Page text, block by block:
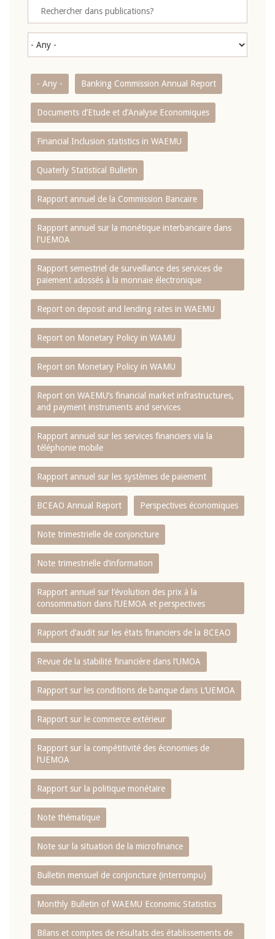
- Any - Banking Commission Annual Report
Documents d’Etude et d’Analyse Economiques
Financial Inclusion statistics in WAEMU
Quaterly Statistical Bulletin
Rapport annuel de la Commission Bancaire
Rapport annuel sur la monétique interbancaire dans
l'UEMOA
Rapport semestriel de surveillance des services de
paiement adossés à la monnaie électronique
Report on deposit and lending rates in WAEMU
Report on Monetary Policy in WAMU
Report on Monetary Policy in WAMU
Report on WAEMU’s financial market infrastructures,
and payment instruments and services
Rapport annuel sur les services financiers via la
téléphonie mobile
Rapport annuel sur les systèmes de paiement
BCEAO Annual Report Perspectives économiques
Note trimestrielle de conjoncture
Note trimestrielle d‘information
Rapport annuel sur l‘évolution des prix à la
consommation dans l‘UEMOA et perspectives
Rapport d‘audit sur les états financiers de la BCEAO
Revue de la stabilité financière dans l‘UMOA
Rapport sur les conditions de banque dans L‘UEMOA
Rapport sur le commerce extérieur
Rapport sur la compétitivité des économies de
l‘UEMOA
Rapport sur la politique monétaire
Note thématique
Note sur la situation de la microfinance
Bulletin mensuel de conjoncture (interrompu)
Monthly Bulletin of WAEMU Economic Statistics
Bilans et comptes de résultats des établissements de